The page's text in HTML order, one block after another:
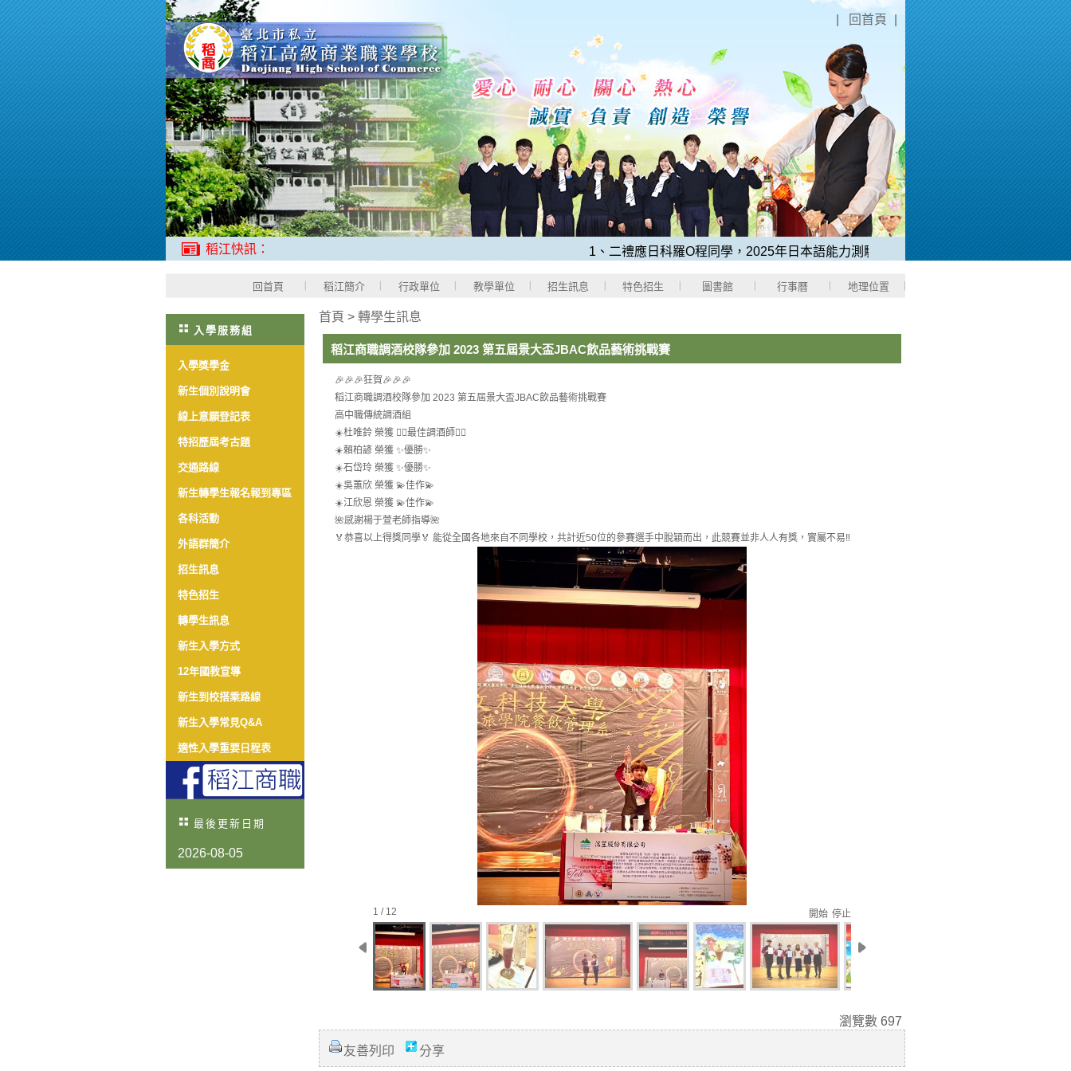
回首頁
稻江快訊： 1、二禮應日科羅O程同學，2025年日本語能力測驗「N1中考取滿分180分」。
回首頁 稻江簡介 行政單位 教學單位 招生訊息 特色招生 圖書館 行事曆 地理位置
入學服務組
入學獎學金
新生個別說明會
線上意願登記表
特招歷屆考古題
交通路線
新生轉學生報名報到專區
各科活動
外語群簡介
招生訊息
特色招生
轉學生訊息
新生入學方式
12年國教宣導
新生到校搭乘路線
新生入學常見Q&A
適性入學重要日程表
最後更新日期
2026-08-05
首頁 > 轉學生訊息
稻江商職調酒校隊參加 2023 第五屆景大盃JBAC飲品藝術挑戰賽
🎉🎉🎉狂賀🎉🎉🎉
稻江商職調酒校隊參加 2023 第五屆景大盃JBAC飲品藝術挑戰賽
高中職傳統調酒組
☀️杜唯鈴 榮獲 ❤️‍🔥最佳調酒師❤️‍🔥
☀️賴柏諺 榮獲 ✨優勝✨
☀️石岱玲 榮獲 ✨優勝✨
☀️吳蕙欣 榮獲 💫佳作💫
☀️江欣恩 榮獲 💫佳作💫
🌺感謝楊于萱老師指導🌺
🏅️恭喜以上得獎同學🏅️ 能從全國各地來自不同學校，共計近50位的參賽選手中脫穎而出，此競賽並非人人有獎，實屬不易‼️
1 / 12 開始 停止
瀏覽數 697
友善列印 分享